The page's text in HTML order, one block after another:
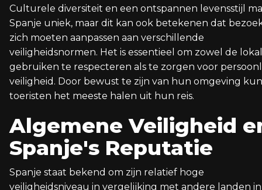
Culturele diversiteit en een ontspannen levensstijl
Spanje uniek, maar dit kan ook betekenen dat
zich moeten aanpassen aan verschillende
veiligheidsnormen. Het is essentieel om zowel de
gebruiken te respecteren als te zorgen voor
veiligheid. Door bewust te zijn van hun omgeving
toeristen het meeste halen uit hun reis.
Algemene Veiligheid
Spanje's Reputatie
Spanje staat bekend om zijn relatief hoge
veiligheidsniveau in vergelijking met andere landen in